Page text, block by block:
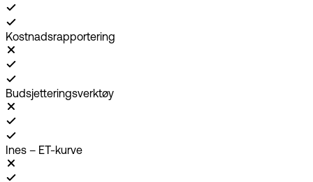
Kostnadsrapportering
Budsjetteringsverktøy
Ines – ET-kurve